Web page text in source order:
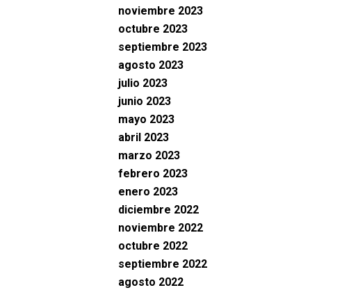
noviembre 2023
octubre 2023
septiembre 2023
agosto 2023
julio 2023
junio 2023
mayo 2023
abril 2023
marzo 2023
febrero 2023
enero 2023
diciembre 2022
noviembre 2022
octubre 2022
septiembre 2022
agosto 2022